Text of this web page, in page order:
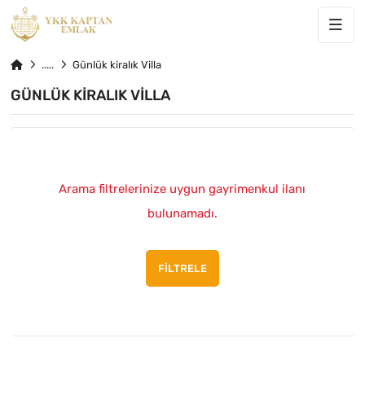
Günlük kiralık Villa
GÜNLÜK KIRALIK VILLA
Arama filtrelerinize uygun gayrimenkul ilanı
bulunamadı.
FILTRELE